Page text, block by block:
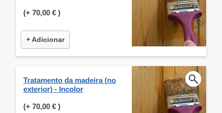
(+ 70,00 € )
+ Adicionar
Tratamento da madeira (no
exterior) - Incolor
(+ 70,00 € )